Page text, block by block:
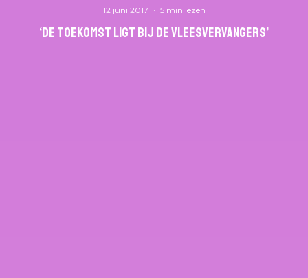
12 juni 2017 · 5 min lezen
‘De toekomst ligt bij de vleesvervangers’